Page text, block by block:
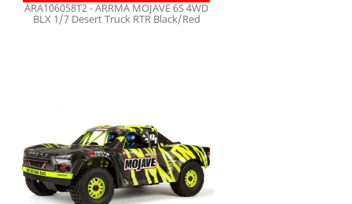
ARA106058T2 - ARRMA MOJAVE 6S 4WD
BLX 1/7 Desert Truck RTR Black/Red